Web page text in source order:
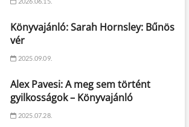
Könyvajánló: Sarah Hornsley: Bűnös
vér
2025.09.09.
Alex Pavesi: A meg sem történt
gyilkosságok – Könyvajánló
2025.07.28.